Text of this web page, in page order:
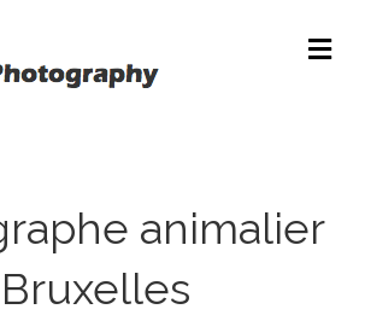
animalier
Bruxelles